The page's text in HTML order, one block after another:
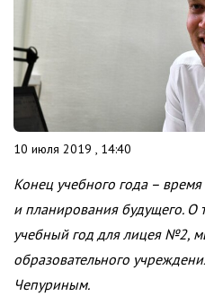
10 июля 2019 , 14:40
Конец учебного года –
и планирования будущего. О
учебный год для лицея №2,
образовательного
Чепуриным.